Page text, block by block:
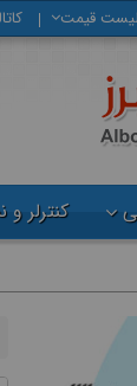
لیست قیمت
کنترلر و